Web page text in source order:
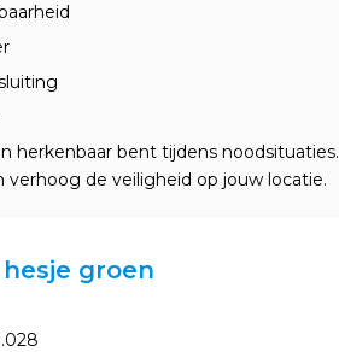
herkenbaar bent tijdens noodsituaties.
verhoog de veiligheid op jouw locatie.
groen